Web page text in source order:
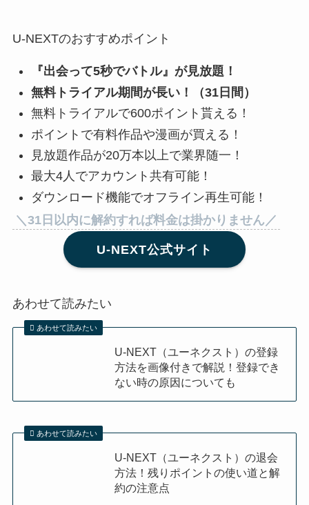
U-NEXTのおすすめポイント
『出会って5秒でバトル』が見放題！
無料トライアル期間が長い！（31日間）
無料トライアルで600ポイント貰える！
ポイントで有料作品や漫画が買える！
見放題作品が20万本以上で業界随一！
最大4人でアカウント共有可能！
ダウンロード機能でオフライン再生可能！
＼31日以内に解約すれば料金は掛かりません／
U-NEXT公式サイト
あわせて読みたい
あわせて読みたい
U-NEXT（ユーネクスト）の登録
方法を画像付きで解説！登録でき
ない時の原因についても
あわせて読みたい
U-NEXT（ユーネクスト）の退会
方法！残りポイントの使い道と解
約の注意点